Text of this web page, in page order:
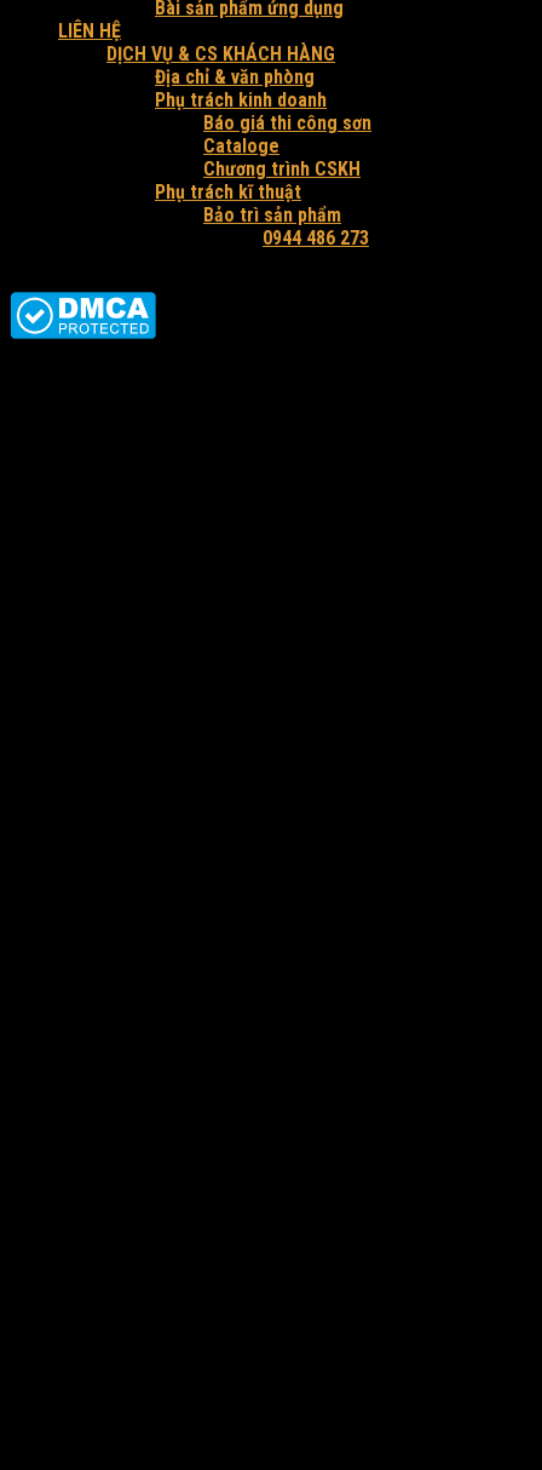
Bài sản phẩm ứng dụng
LIÊN HỆ
DỊCH VỤ & CS KHÁCH HÀNG
Địa chỉ & văn phòng
Phụ trách kinh doanh
Báo giá thi công sơn
Cataloge
Chương trình CSKH
Phụ trách kĩ thuật
Bảo trì sản phẩm
0944 486 273